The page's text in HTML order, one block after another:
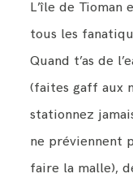
L’île de
tous les
Quand t’as de
(faites gaff aux
stationnez
ne préviennent
faire la malle),